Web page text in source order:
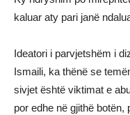
kaluar aty pari janë
Ideatori i parvjetshëm i
Ismaili, ka thënë se
sivjet është viktimat e
por edhe në gjithë